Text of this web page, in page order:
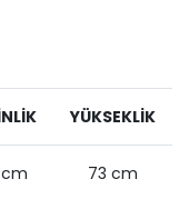
YÜKSEKLİK
cm 73 cm